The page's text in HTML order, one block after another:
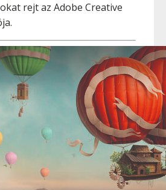
rejt az Adobe Creative